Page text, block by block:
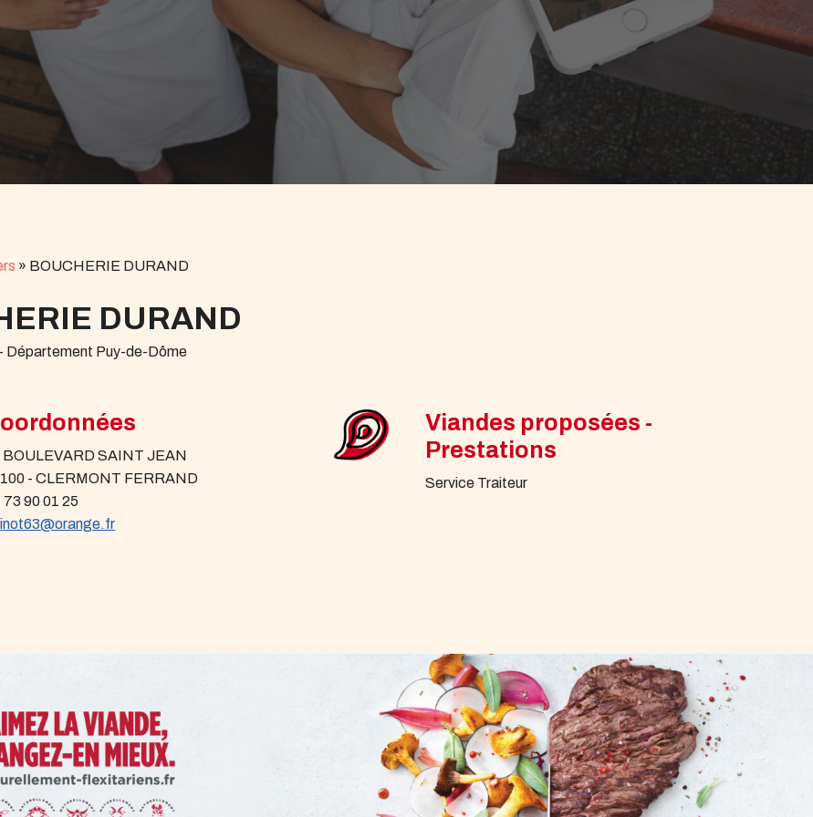
» BOUCHERIE DURAND
DURAND
Département Puy-de-Dôme
BOULEVARD SAINT JEAN
- CLERMONT FERRAND
73 90 01 25
Viandes proposées -
Prestations
Service Traiteur